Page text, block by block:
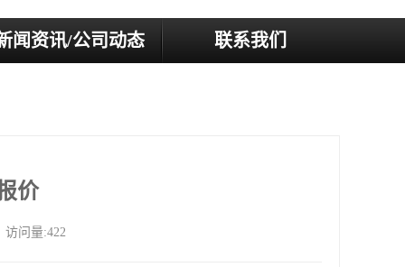
闻资讯/公司动态 联系我们
价
问量:422